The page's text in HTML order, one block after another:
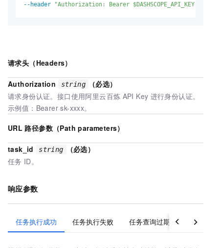
--header
"Authorization: Bearer $DASHSCOPE_API_KEY"
请求头（Headers）
Authorization string
（必选）
请求身份认证。接口使用阿里云百炼 API Key 进行身份认证。
示例值：Bearer sk-xxxx。
URL 路径参数（Path parameters）
task_id string
（必选）
任务 ID。
响应参数
任务执行成功 任务执行失败 任务查询过期